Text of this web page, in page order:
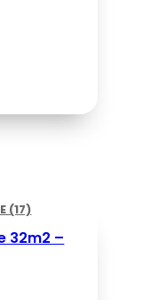
(17)
32m2 –